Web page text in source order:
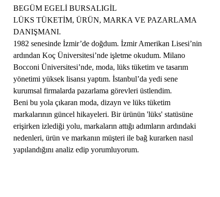
BEGÜM EGELİ BURSALIGİL
LÜKS TÜKETİM, ÜRÜN, MARKA VE PAZARLAMA
DANIŞMANI.
1982 senesinde İzmir’de doğdum. İzmir Amerikan Lisesi’nin
ardından Koç Üniversitesi’nde işletme okudum. Milano
Bocconi Üniversitesi’nde, moda, lüks tüketim ve tasarım
yönetimi yüksek lisansı yaptım. İstanbul’da yedi sene
kurumsal firmalarda pazarlama görevleri üstlendim.
Beni bu yola çıkaran moda, dizayn ve lüks tüketim
markalarının güncel hikayeleri. Bir ürünün 'lüks' statüsüne
erişirken izlediği yolu, markaların attığı adımların ardındaki
nedenleri, ürün ve markanın müşteri ile bağ kurarken nasıl
yapılandığını analiz edip yorumluyorum.